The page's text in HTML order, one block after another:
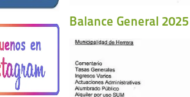
Balance General 2025